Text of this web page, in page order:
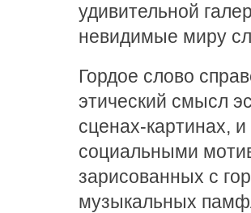
удивительной
невидимые миру
Гордое слово
этический смысл
сценах-картинах,
социальными
зарисованных с
музыкальных